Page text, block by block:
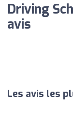
Driving
avis
Les avis les